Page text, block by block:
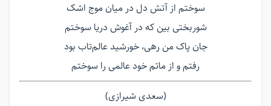
سوختم از آتش دل در میان موج اشک
شوربختی بین که در آغوش دریا سوختم
جان پاک من رهی، خورشید عالم‌تاب بود
رفتم و از ماتم خود عالمی را سوختم
(سعدی شیرازی)